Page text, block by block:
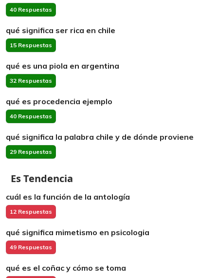
40 Respuestas
qué significa ser rica en chile
15 Respuestas
qué es una piola en argentina
32 Respuestas
qué es procedencia ejemplo
40 Respuestas
qué significa la palabra chile y de dónde proviene
29 Respuestas
Es Tendencia
cuál es la función de la antología
12 Respuestas
qué significa mimetismo en psicologia
49 Respuestas
qué es el coñac y cómo se toma